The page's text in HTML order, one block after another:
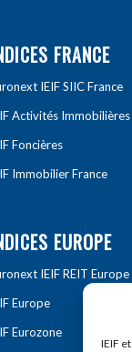
IEIF
FRANCE
IEIF SIIC France
Activités Immobilières
Foncières
Immobilier France
EUROPE
IEIF REIT Europe
Europe
Eurozone